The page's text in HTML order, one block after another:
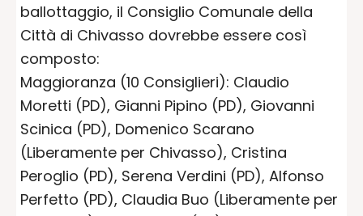
ballottaggio, il Consiglio Comunale della
Città di Chivasso dovrebbe essere così
composto:
Maggioranza (10 Consiglieri): Claudio
Moretti (PD), Gianni Pipino (PD), Giovanni
Scinica (PD), Domenico Scarano
(Liberamente per Chivasso), Cristina
Peroglio (PD), Serena Verdini (PD), Alfonso
Perfetto (PD), Claudia Buo (Liberamente per